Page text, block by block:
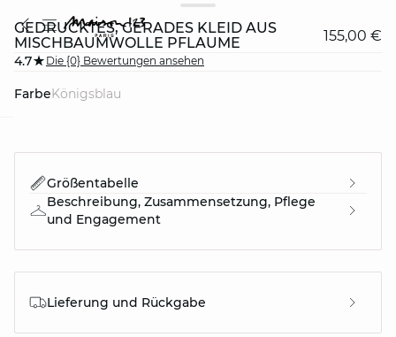
GEDRUCKTES, GERADES KLEID AUS
MISCHBAUMWOLLE PFLAUME
155,00 €
4.7 Die {0} Bewertungen ansehen
Farbe königsblau
Größentabelle
Beschreibung, Zusammensetzung, Pflege
und Engagement
Lieferung und Rückgabe